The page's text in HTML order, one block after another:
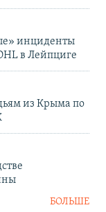
инциденты
в Лейпциге
из Крыма по
БОЛЬШЕ